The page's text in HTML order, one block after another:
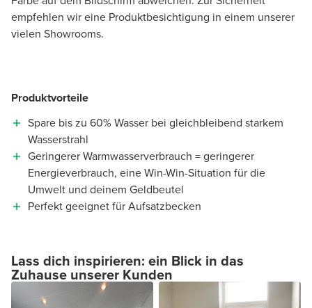
empfehlen wir eine Produktbesichtigung in einem unserer
vielen Showrooms.
Produktvorteile
Spare bis zu 60% Wasser bei gleichbleibend starkem
Wasserstrahl
Geringerer Warmwasserverbrauch = geringerer
Energieverbrauch, eine Win-Win-Situation für die
Umwelt und deinem Geldbeutel
Perfekt geeignet für Aufsatzbecken
Lass dich inspirieren: ein Blick in das
Zuhause unserer Kunden